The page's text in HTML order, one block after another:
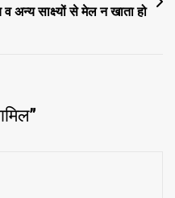
अन्य साक्ष्यों से मेल न खाता हो
”